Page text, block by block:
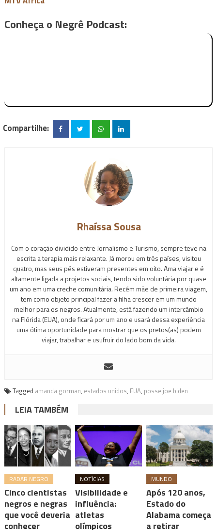
Conheça o Negrê Podcast:
Compartilhe:
Rhaíssa Sousa
Com o coração dividido entre Jornalismo e Turismo, sempre teve na
escrita a terapia mais relaxante. Já morou em três países, visitou
quatro, mas seus pés estiveram presentes em oito. Ama viajar e é
altamente ligada a projetos sociais, tendo sido voluntária por quase
um ano em uma creche comunitária. Recém mãe de primeira viagem,
tem como objeto principal fazer a filha crescer em um mundo
melhor para os negros. Atualmente, está fazendo um intercâmbio
na Flórida (EUA), onde ficará por um ano e usará dessa experiência
uma ótima oportunidade para mostrar que os pretos(as) podem
viajar, trabalhar e usufruir do lado bom da vida.
Tagged amanda gorman, estados unidos, EUA, posse joe biden
LEIA TAMBÉM
RADAR NEGRO
Cinco cientistas
negros e negras
que você deveria
conhecer
NOTÍCIAS
Visibilidade e
influência:
atletas
olímpicos
MUNDO
Após 120 anos,
Estado do
Alabama começa
a retirar